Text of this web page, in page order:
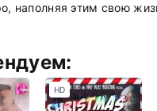
наполняя этим свою
HD